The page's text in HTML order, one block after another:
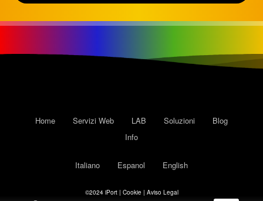
Home Servizi Web LAB Soluzioni
Blog
Info
Italiano Espanol English
©2024 iPort | Cookie | Aviso Legal